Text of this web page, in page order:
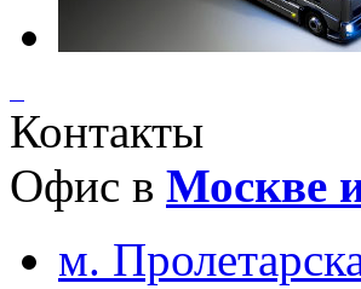
Контакты
Офис в Москве
м.